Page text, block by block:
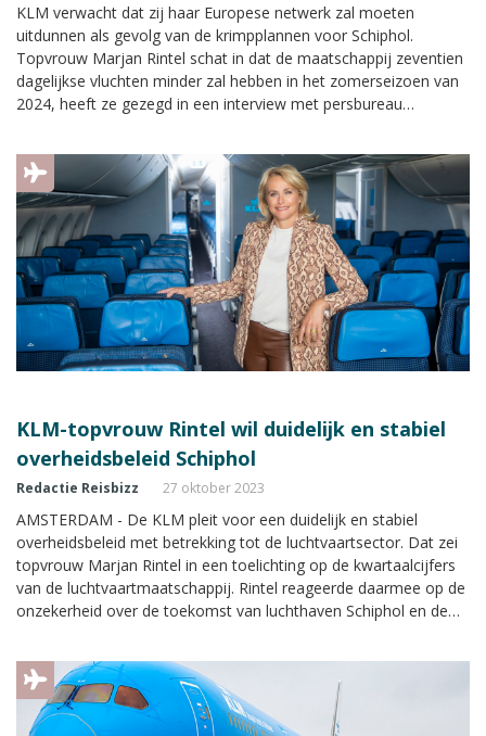
KLM verwacht dat zij haar Europese netwerk zal moeten
uitdunnen als gevolg van de krimpplannen voor Schiphol.
Topvrouw Marjan Rintel schat in dat de maatschappij zeventien
dagelijkse vluchten minder zal hebben in het zomerseizoen van
2024, heeft ze gezegd in een interview met persbureau
KLM-topvrouw Rintel wil duidelijk en stabiel
overheidsbeleid Schiphol
Redactie Reisbizz 27 oktober 2023
AMSTERDAM - De KLM pleit voor een duidelijk en stabiel
overheidsbeleid met betrekking tot de luchtvaartsector. Dat zei
topvrouw Marjan Rintel in een toelichting op de kwartaalcijfers
van de luchtvaartmaatschappij. Rintel reageerde daarmee op de
onzekerheid over de toekomst van luchthaven Schiphol en de